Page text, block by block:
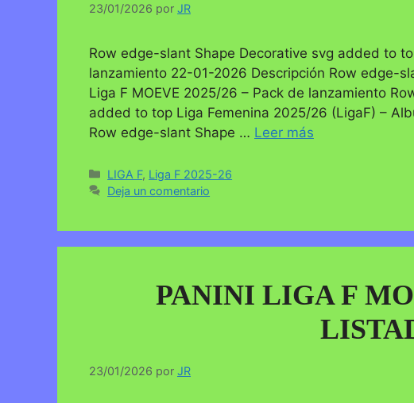
23/01/2026 por JR
Row edge-slant Shape Decorative svg added to
lanzamiento 22-01-2026 Descripción Row edge-
Liga F MOEVE 2025/26 – Pack de lanzamiento
added to top Liga Femenina 2025/26 (LigaF) –
Row edge-slant Shape … Leer más
Categorías
LIGA F, Liga F 2025-26
Deja un comentario
PANINI LIGA F
23/01/2026 por JR